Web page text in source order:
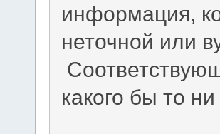
информация,
неточной или
какого бы то